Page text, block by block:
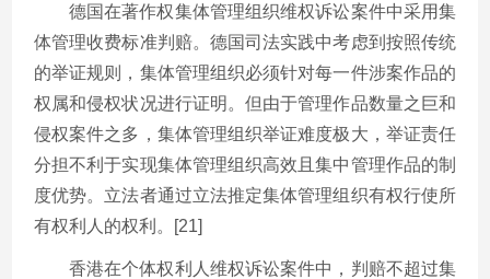
德国在著作权集体管理组织维权诉讼案件中采用集
体管理收费标准判赔。德国司法实践中考虑到按照传统
的举证规则，集体管理组织必须针对每一件涉案作品的
权属和侵权状况进行证明。但由于管理作品数量之巨和
侵权案件之多，集体管理组织举证难度极大，举证责任
分担不利于实现集体管理组织高效且集中管理作品的制
度优势。立法者通过立法推定集体管理组织有权行使所
有权利人的权利。[21]
香港在个体权利人维权诉讼案件中，判赔不超过集